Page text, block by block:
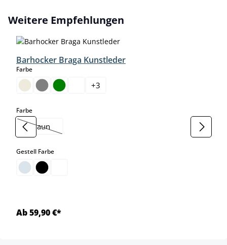
Produktgalerie überspringen
Weitere Empfehlungen
Barhocker Braga Kunstleder
Farbeauswählen
+3
Farbeauswählen
braun
(Diese Option ist zurzeit nicht verfügbar.)
Gestell Farbeauswählen
Ab 59,90 €*